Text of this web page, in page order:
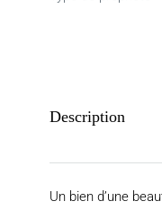
Description
Un bien d’une